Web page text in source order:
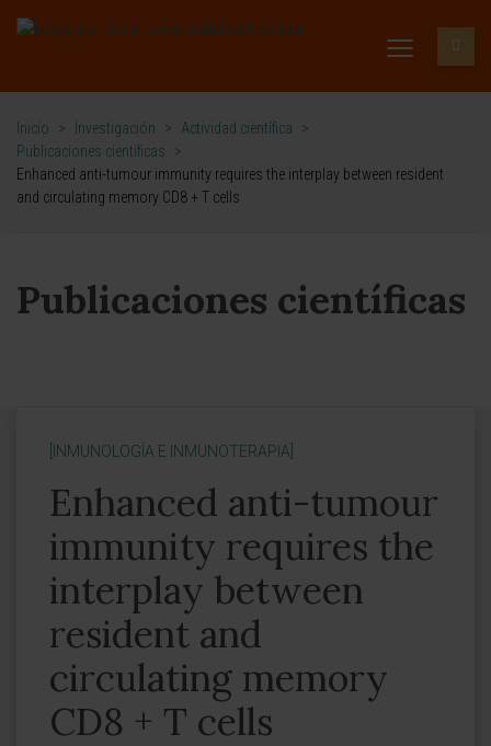
Inicio > Investigación > Actividad científica
>
Publicaciones científicas
>
Enhanced anti-tumour immunity requires the interplay between resident
and circulating memory CD8 + T cells
Publicaciones científicas
[INMUNOLOGÍA E INMUNOTERAPIA]
Enhanced anti-tumour
immunity requires the
interplay between
resident and
circulating memory
CD8 + T cells